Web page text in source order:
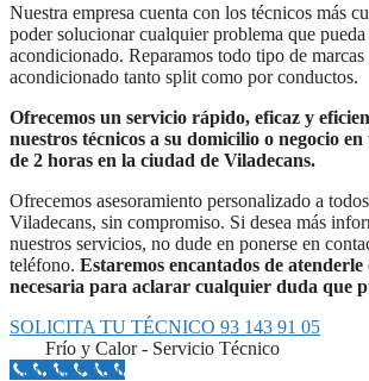
Nuestra empresa cuenta con los técnicos más
poder solucionar cualquier problema que
acondicionado. Reparamos todo tipo de
acondicionado tanto split como por conductos.
Ofrecemos un servicio rápido, eficaz y
nuestros técnicos a su domicilio o negocio
de 2 horas en la ciudad de Viladecans.
Ofrecemos asesoramiento personalizado a
Viladecans, sin compromiso. Si desea más
nuestros servicios, no dude en ponerse en
teléfono. Estaremos encantados de
necesaria para aclarar cualquier duda que
SOLICITA TU TÉCNICO 93 143 91 05
Frío y Calor - Servicio Técnico
Llámanos Aquí